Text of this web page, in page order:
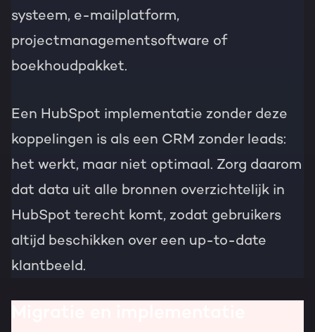
systeem, e-mailplatform,
projectmanagementsoftware of
boekhoudpakket.
Een HubSpot implementatie zonder deze
koppelingen is als een CRM zonder leads:
het werkt, maar niet optimaal. Zorg daarom
dat data uit alle bronnen overzichtelijk in
HubSpot terecht komt, zodat gebruikers
altijd beschikken over een up-to-date
klantbeeld.